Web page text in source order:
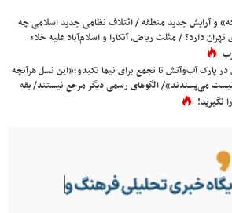
و آرایش جدید منطقه / ائتلاف نظامی جدید اسلامی چه
تهران دارد؟ / مثلث ریاض، آنکارا و اسلام‌آباد علیه خلاء
در پارک آب‌وآتش تا تجمع برای نیما تکیدو؛«این نسل هرآنچه
می‌پسندند»/ الگوهای رسمی دیگر مرجع نیستند/ یقه
نگیرید!